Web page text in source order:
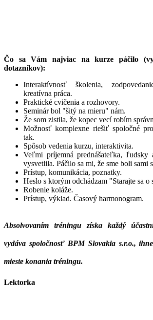
Čo sa Vám najviac na kurze páčilo
dotazníkov):
Interaktívnosť školenia,
kreatívna práca.
Praktické cvičenia a rozhovory.
Seminár bol "šitý na mieru" nám.
Že som zistila, že kopec vecí robím
Možnosť komplexne riešiť spoločné
tak.
Spôsob vedenia kurzu, interaktivita.
Veľmi príjemná prednášateľka, ľudsky
vysvetlila. Páčilo sa mi, že sme boli sami
Prístup, komunikácia, poznatky.
Heslo s ktorým odchádzam "Starajte sa o
Robenie koláže.
Prístup, výklad. Časový harmonogram.
Absolvovaním tréningu získa každý
vydáva spoločnosť BPM Slovakia s.r.o.,
mieste konania tréningu.
Lektorka